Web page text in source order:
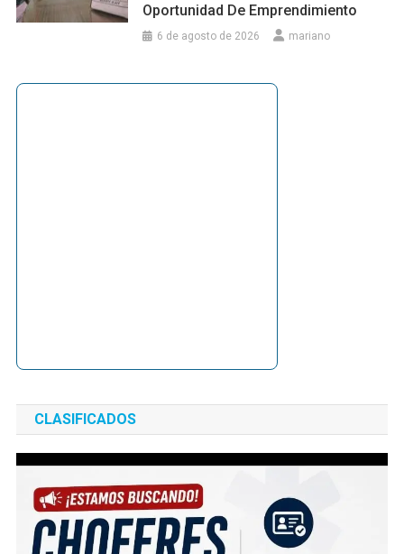
Oportunidad De Emprendimiento
6 de agosto de 2026 mariano
CLASIFICADOS